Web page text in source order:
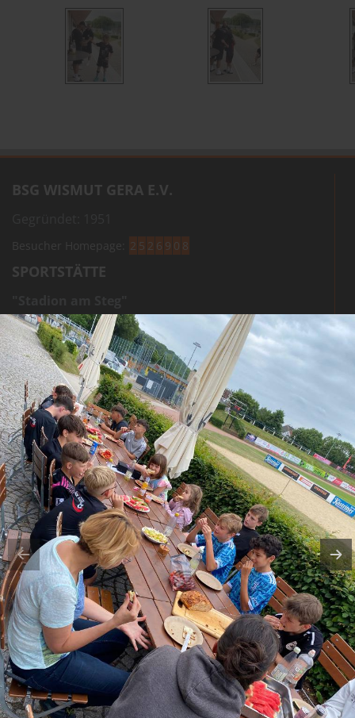
BSG WISMUT GERA E.V.
Besucher Homepage: 2 5 2 6 9 0 8
SPORTSTÄTTE
Zwötzener Str. 2 A
07551 Gera
STADIONANFAHRT
KONTAKT
Adresse:BSG Wismut Gera e.V.
Ort:Zwötzener Str. 2 A | 07551 Gera
Telefon:+49 (0)365 - 37340
Telefax:+49 (0)365 - 551 2875
E-Mail:info@wismutgera.de
KURZ-LINKS
SG Gera
Homepage
MDR SPORT
Aktueller Sport
FUSSBALL.DE
Ergebnisdienst